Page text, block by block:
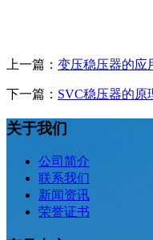
上一篇： 变压稳压器的应
下一篇： SVC稳压器的原
关于我们
公司简介
联系我们
新闻资讯
荣誉证书